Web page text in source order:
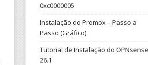
0xc0000005
Instalação do Promox – Passo a
Passo (Gráfico)
Tutorial de Instalação do OPNsense
26.1